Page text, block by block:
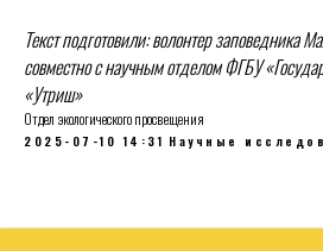
Текст подготовили: волонтер заповедника
совместно с научным отделом ФГБУ
«Утриш»
Отдел экологического просвещения
2025-07-10 14:31 Научные